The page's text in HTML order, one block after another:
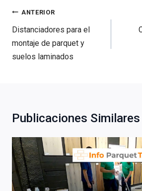
entrada:
Navegación
de
entradas
ANTERIOR
Distanciadores para el
montaje de parquet y
suelos laminados
Publicaciones Similares